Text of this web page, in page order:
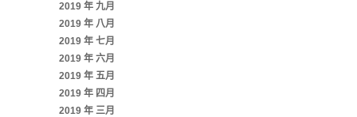
2019 年 九月
2019 年 八月
2019 年 七月
2019 年 六月
2019 年 五月
2019 年 四月
2019 年 三月